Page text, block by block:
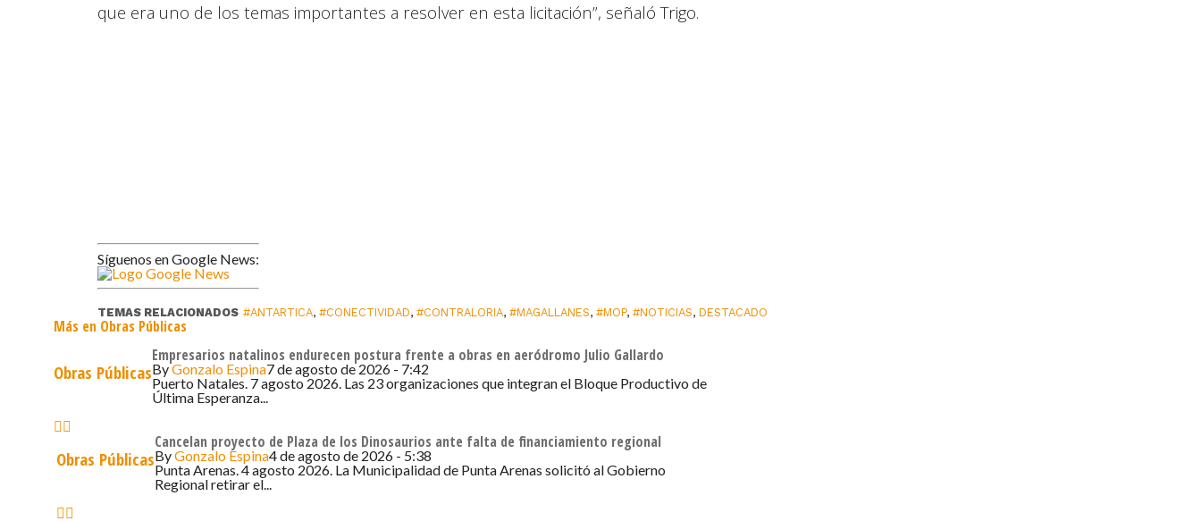
que era uno de los temas importantes a resolver en esta licitación”, señaló Trigo.
Síguenos en Google News:
TEMAS RELACIONADOS #ANTARTICA,#CONECTIVIDAD,#CONTRALORIA,#MAGALLANES,#MOP,#NOTICIAS,DESTACADO
Más en Obras Públicas
Obras Públicas
Empresarios natalinos endurecen postura frente a obras en aeródromo Julio Gallardo
ByGonzalo Espina7 de agosto de 2026 - 7:42
Puerto Natales. 7 agosto 2026. Las 23 organizaciones que integran el Bloque Productivo de
Última Esperanza...
Obras Públicas
Cancelan proyecto de Plaza de los Dinosaurios ante falta de financiamiento regional
ByGonzalo Espina4 de agosto de 2026 - 5:38
Punta Arenas. 4 agosto 2026. La Municipalidad de Punta Arenas solicitó al Gobierno
Regional retirar el...